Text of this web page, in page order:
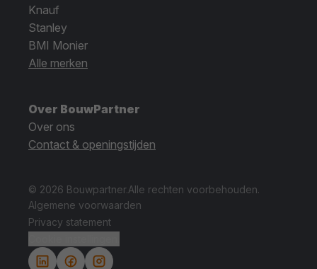
Knauf
Stanley
BMI Monier
Alle merken
Over BouwPartner
Over ons
Contact & openingstijden
© 2026 Bouwpartner.Alle rechten voorbehouden.
Algemene voorwaarden
Privacy statement